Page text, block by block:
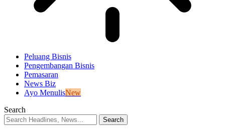
Peluang Bisnis
Pengembangan Bisnis
Pemasaran
News Biz
Ayo MenulisNew
Search